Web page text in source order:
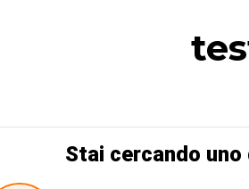
Stai cercando